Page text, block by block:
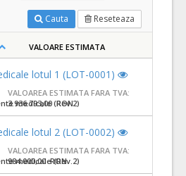
Cauta Reseteaza
VALOARE ESTIMATA
lotul 1 (LOT-0001)
medicale (Rev.2)
VALOAREA ESTIMATA FARA TVA:
3.936.793,00 RON
lotul 2 (LOT-0002)
medicale (Rev.2)
VALOAREA ESTIMATA FARA TVA:
984.000,00 RON